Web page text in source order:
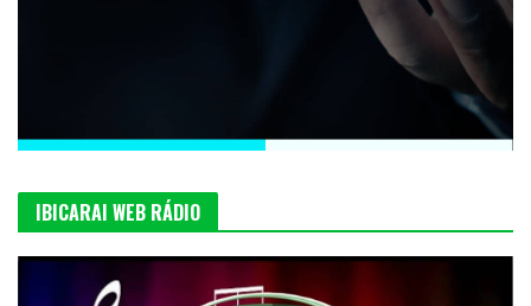
IBICARAI WEB RÁDIO